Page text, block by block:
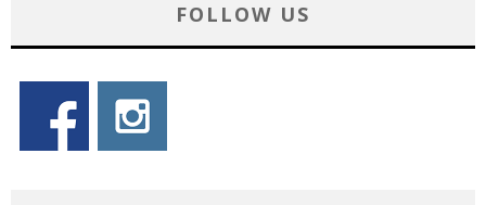
FOLLOW US